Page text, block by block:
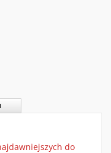
do